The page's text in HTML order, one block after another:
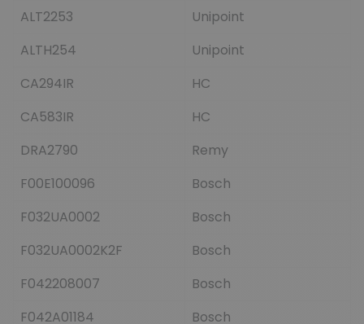
ALT2253
Unipoint
ALTH254
Unipoint
CA294IR
HC
CA583IR
HC
DRA2790
Remy
F00E100096
Bosch
F032UA0002
Bosch
F032UA0002K2F
Bosch
F042208007
Bosch
F042A01184
Bosch